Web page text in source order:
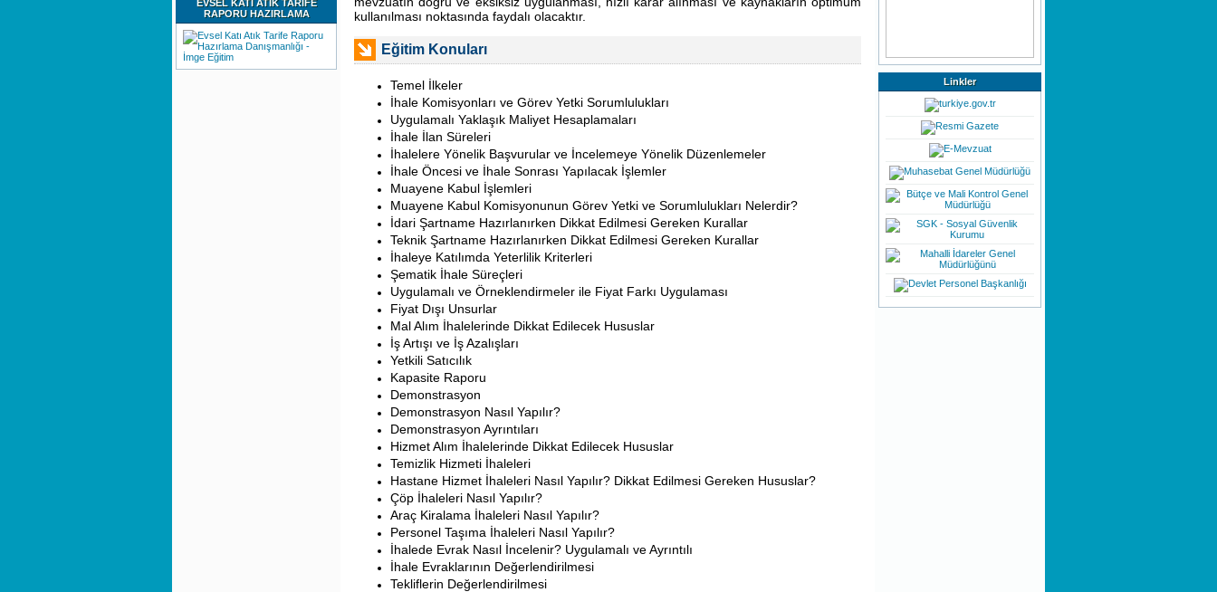
EVSEL KATI ATIK TARİFE
RAPORU HAZIRLAMA
kullanılması noktasında faydalı olacaktır.
Eğitim Konuları
Temel İlkeler
İhale Komisyonları ve Görev Yetki Sorumlulukları
Uygulamalı Yaklaşık Maliyet Hesaplamaları
İhale İlan Süreleri
İhalelere Yönelik Başvurular ve İncelemeye Yönelik Düzenlemeler
İhale Öncesi ve İhale Sonrası Yapılacak İşlemler
Muayene Kabul İşlemleri
Muayene Kabul Komisyonunun Görev Yetki ve Sorumlulukları Nelerdir?
İdari Şartname Hazırlanırken Dikkat Edilmesi Gereken Kurallar
Teknik Şartname Hazırlanırken Dikkat Edilmesi Gereken Kurallar
İhaleye Katılımda Yeterlilik Kriterleri
Şematik İhale Süreçleri
Uygulamalı ve Örneklendirmeler ile Fiyat Farkı Uygulaması
Fiyat Dışı Unsurlar
Mal Alım İhalelerinde Dikkat Edilecek Hususlar
İş Artışı ve İş Azalışları
Yetkili Satıcılık
Kapasite Raporu
Demonstrasyon
Demonstrasyon Nasıl Yapılır?
Demonstrasyon Ayrıntıları
Hizmet Alım İhalelerinde Dikkat Edilecek Hususlar
Temizlik Hizmeti İhaleleri
Hastane Hizmet İhaleleri Nasıl Yapılır? Dikkat Edilmesi Gereken Hususlar?
Çöp İhaleleri Nasıl Yapılır?
Araç Kiralama İhaleleri Nasıl Yapılır?
Personel Taşıma İhaleleri Nasıl Yapılır?
İhalede Evrak Nasıl İncelenir? Uygulamalı ve Ayrıntılı
İhale Evraklarının Değerlendirilmesi
Tekliflerin Değerlendirilmesi
Bağış ve Yardımlar
İç Kontrol Neden Önemlidir
Hizmetiçi Eğitim
Faaliyetlerimiz Tüm Hızıyla
Devam Etmektedir,Göstermiş
Olduğunuz Yoğun İlgiden
Dolayı Teşekkür Eder Saygılar
Sunarız.
EĞİTİMDE FARKINDALIK
MEMURLARIN ÜCRETSİZ
İZİN HAKLARI
Linkler